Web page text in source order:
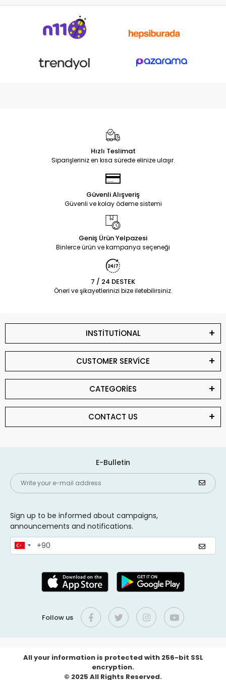
Soketi
Hızlı Teslimat
Siparişleriniz en kısa sürede elinize ulaşır.
Güvenli Alışveriş
Güvenli ve kolay ödeme sistemi
Geniş Ürün Yelpazesi
Binlerce ürün ve kampanya seçeneği
7 / 24 DESTEK
Öneri ve şikayetlerinizi bize iletebilirsiniz.
INSTİTUTİONAL
CUSTOMER SERVİCE
CATEGORİES
CONTACT US
E-Bulletin
Sign up to be informed about campaigns,
announcements and notifications.
Follow us
All your information is protected with 256-bit SSL
encryption.
© 2025 All Rights Reserved.